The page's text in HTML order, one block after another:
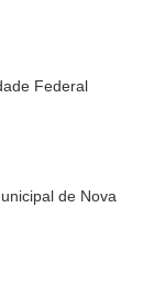
Federal
de Nova